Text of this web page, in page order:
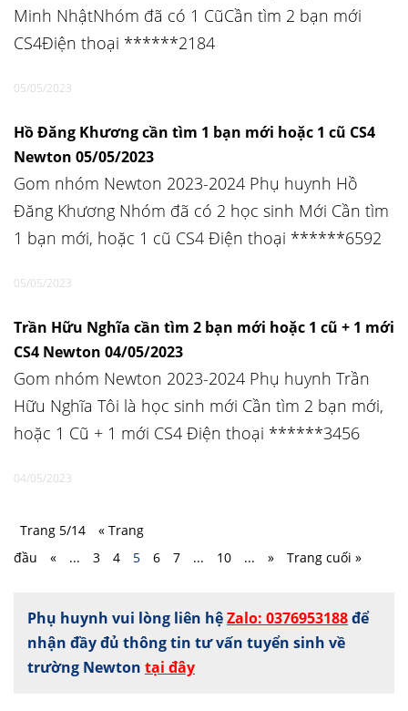
Minh NhậtNhóm đã có 1 CũCần tìm 2 bạn mới
CS4Điện thoại ******2184
05/05/2023
Hồ Đăng Khương cần tìm 1 bạn mới hoặc 1 cũ CS4
Newton 05/05/2023
Gom nhóm Newton 2023-2024 Phụ huynh Hồ
Đăng Khương Nhóm đã có 2 học sinh Mới Cần tìm
1 bạn mới, hoặc 1 cũ CS4 Điện thoại ******6592
05/05/2023
Trần Hữu Nghĩa cần tìm 2 bạn mới hoặc 1 cũ + 1 mới
CS4 Newton 04/05/2023
Gom nhóm Newton 2023-2024 Phụ huynh Trần
Hữu Nghĩa Tôi là học sinh mới Cần tìm 2 bạn mới,
hoặc 1 Cũ + 1 mới CS4 Điện thoại ******3456
04/05/2023
Trang 5/14
« Trang
đầu
« ... 3 4 5 6 7 ... 10 ... » Trang cuối »
Phụ huynh vui lòng liên hệZalo: 0376953188để
nhận đầy đủ thông tin tư vấn tuyển sinh về
trường Newton tại đây